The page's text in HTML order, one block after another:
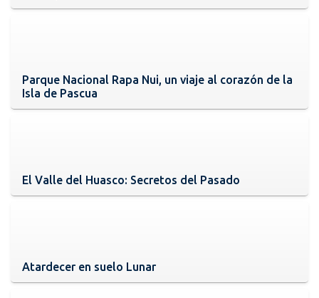
Parque Nacional Rapa Nui, un viaje al corazón de la
Isla de Pascua
El Valle del Huasco: Secretos del Pasado
Atardecer en suelo Lunar